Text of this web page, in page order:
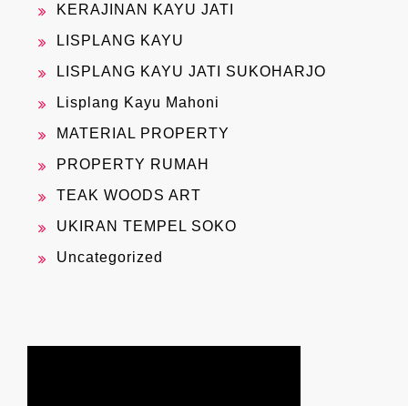
KERAJINAN KAYU JATI
LISPLANG KAYU
LISPLANG KAYU JATI SUKOHARJO
Lisplang Kayu Mahoni
MATERIAL PROPERTY
PROPERTY RUMAH
TEAK WOODS ART
UKIRAN TEMPEL SOKO
Uncategorized